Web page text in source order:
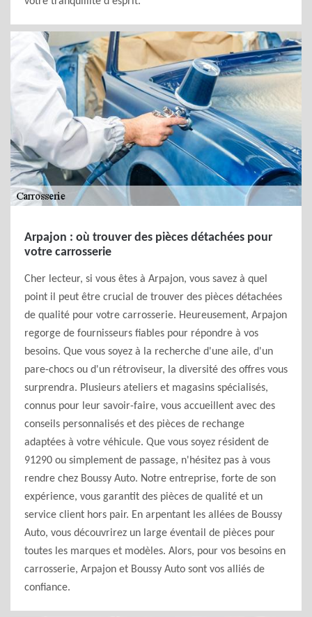
Arpajon : où trouver des pièces détachées pour
votre carrosserie
Cher lecteur, si vous êtes à Arpajon, vous savez à quel
point il peut être crucial de trouver des pièces détachées
de qualité pour votre carrosserie. Heureusement, Arpajon
regorge de fournisseurs fiables pour répondre à vos
besoins. Que vous soyez à la recherche d'une aile, d'un
pare-chocs ou d'un rétroviseur, la diversité des offres vous
surprendra. Plusieurs ateliers et magasins spécialisés,
connus pour leur savoir-faire, vous accueillent avec des
conseils personnalisés et des pièces de rechange
adaptées à votre véhicule. Que vous soyez résident de
91290 ou simplement de passage, n'hésitez pas à vous
rendre chez Boussy Auto. Notre entreprise, forte de son
expérience, vous garantit des pièces de qualité et un
service client hors pair. En arpentant les allées de Boussy
Auto, vous découvrirez un large éventail de pièces pour
toutes les marques et modèles. Alors, pour vos besoins en
carrosserie, Arpajon et Boussy Auto sont vos alliés de
confiance.